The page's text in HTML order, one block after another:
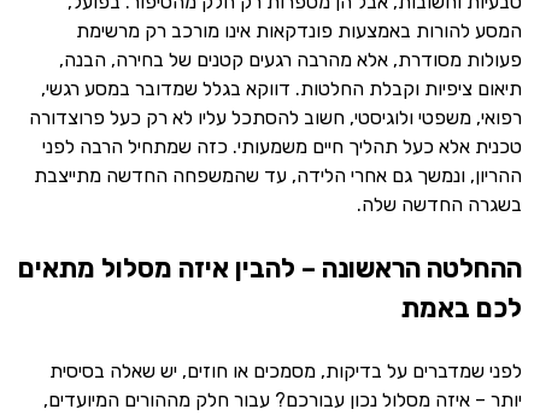
המסע להורות באמצעות פונדקאות אינו מורכב רק מרשימת
פעולות מסודרת, אלא מהרבה רגעים קטנים של בחירה, הבנה,
תיאום ציפיות וקבלת החלטות. דווקא בגלל שמדובר במסע רגשי,
רפואי, משפטי ולוגיסטי, חשוב להסתכל עליו לא רק כעל פרוצדורה
טכנית אלא כעל תהליך חיים משמעותי. כזה שמתחיל הרבה לפני
ההריון, ונמשך גם אחרי הלידה, עד שהמשפחה החדשה מתייצבת
בשגרה החדשה שלה.
ההחלטה הראשונה – להבין איזה מסלול מתאים
לכם באמת
לפני שמדברים על בדיקות, מסמכים או חוזים, יש שאלה בסיסית
יותר – איזה מסלול נכון עבורכם? עבור חלק מההורים המיועדים,